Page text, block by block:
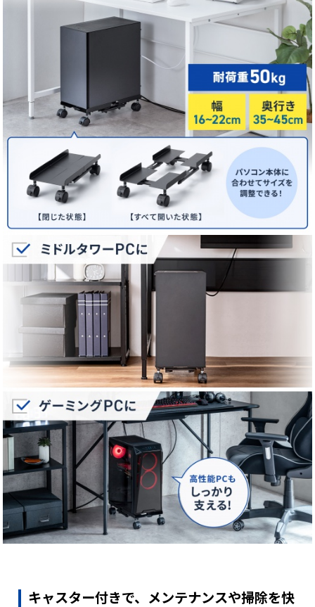
キャスター付きで、メンテナンスや掃除を快